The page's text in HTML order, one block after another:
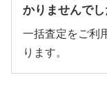
かりませんでし
一括査定をご利
ります。